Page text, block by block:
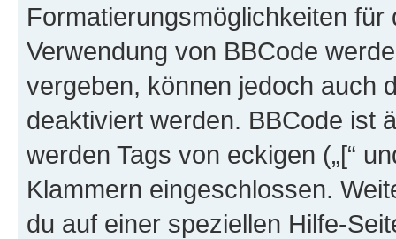
Formatierungsmöglichkeiten
Verwendung von BBCode
vergeben, können jedoch auch
deaktiviert werden. BBCode ist
werden Tags von eckigen („[“
Klammern eingeschlossen.
du auf einer speziellen Hilfe-